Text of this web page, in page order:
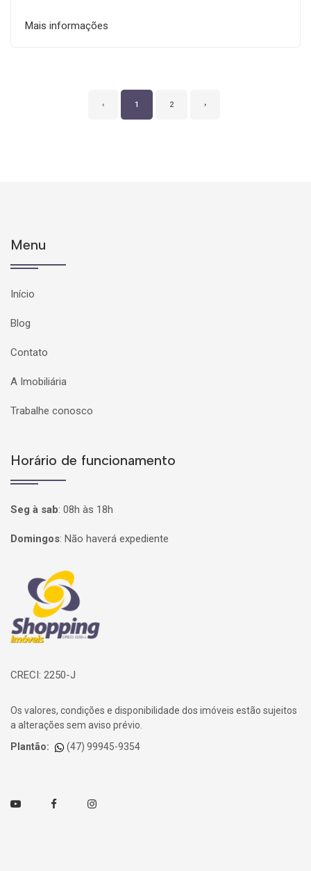
Mais informações
‹ 1 2 ›
Menu
Início
Blog
Contato
A Imobiliária
Trabalhe conosco
Horário de funcionamento
Seg à sab: 08h às 18h
Domingos: Não haverá expediente
Página inicial
CRECI: 2250-J
Os valores, condições e disponibilidade dos imóveis estão sujeitos
a alterações sem aviso prévio.
Plantão:
(47) 99945-9354
Youtube FacebookInstagram